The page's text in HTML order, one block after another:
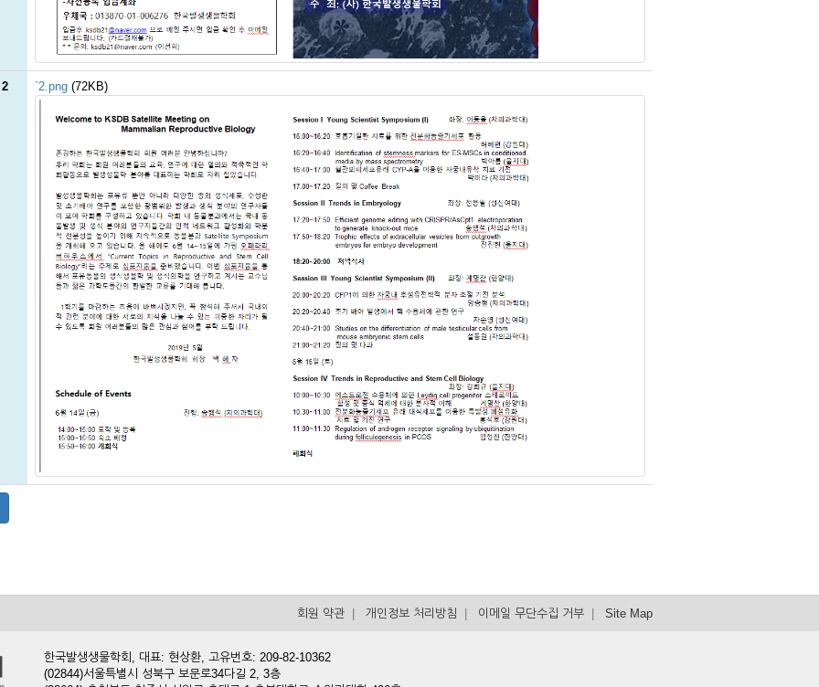
`2.png (72KB)
회원 약관 개인정보 처리방침 이메일 무단수집 거부 Site Map
한국발생생물학회, 대표: 현상환, 고유번호: 209-82-10362
(02844)서울특별시 성북구 보문로34다길 2, 3층